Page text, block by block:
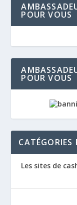
POUR VOUS
POUR VOUS
CATÉGORIES
Les sites de